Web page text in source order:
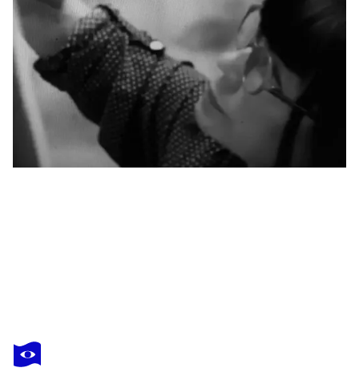
LY-
ROSE